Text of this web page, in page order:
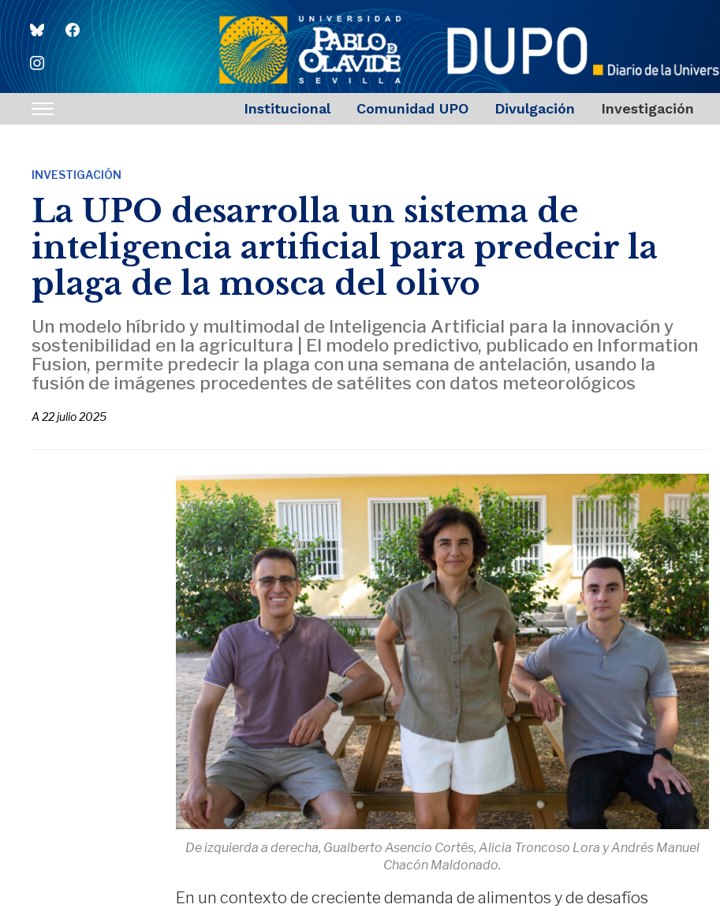
blueskyfacebook
instagram
Toggle
navigation
Institucional Comunidad UPO Divulgación Investigación
INVESTIGACIÓN
La UPO desarrolla un sistema de
inteligencia artificial para predecir la
plaga de la mosca del olivo
Un modelo híbrido y multimodal de Inteligencia Artificial para la innovación y
sostenibilidad en la agricultura | El modelo predictivo, publicado en Information
Fusion, permite predecir la plaga con una semana de antelación, usando la
fusión de imágenes procedentes de satélites con datos meteorológicos
A22 julio 2025
De izquierda a derecha, Gualberto Asencio Cortés, Alicia Troncoso Lora y Andrés Manuel
Chacón Maldonado.
En un contexto de creciente demanda de alimentos y de desafíos